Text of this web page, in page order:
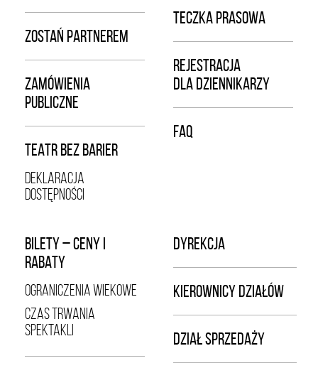
ZOSTAŃ PARTNEREM
ZAMÓWIENIA
PUBLICZNE
TEATR BEZ BARIER
DEKLARACJA
DOSTĘPNOŚCI
TECZKA PRASOWA
REJESTRACJA
DLA DZIENNIKARZY
FAQ
BILETY – CENY I
RABATY
OGRANICZENIA WIEKOWE
CZAS TRWANIA
SPEKTAKLI
DYREKCJA
KIEROWNICY DZIAŁÓW
DZIAŁ SPRZEDAŻY